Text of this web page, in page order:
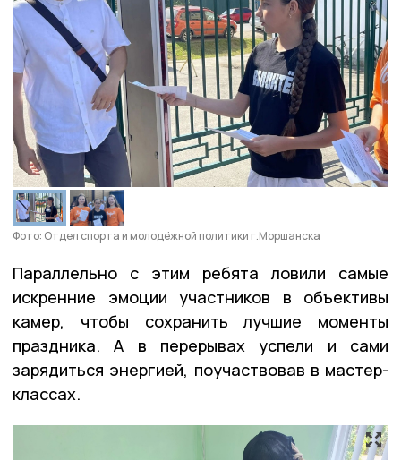
Фото: Отдел спорта и молодёжной политики г.Моршанска
Параллельно с этим ребята ловили самые
искренние эмоции участников в объективы
камер, чтобы сохранить лучшие моменты
праздника. А в перерывах успели и сами
зарядиться энергией, поучаствовав в мастер-
классах.